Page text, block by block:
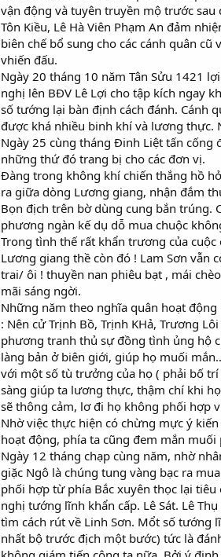
vận động và tuyên truyền mộ trước sau
Tôn Kiều, Lê Hà Viên Phạm An đảm
biên chế bổ sung cho các cánh quân
vhiến đấu.
Ngày 20 tháng 10 năm Tân Sửu 1421
nghị lên BĐV Lê Lợi cho tập kích ngay
số tướng lại bàn định cách đánh. Cánh
được khá nhiều binh khí và lương thực.
Ngày 25 cùng tháng Đinh Liệt tấn cống
những thứ đó trang bị cho các đơn vị.
Đàng trong không khí chiến thắng hồ
ra giữa dòng Lương giang, nhận đắm
Bọn địch trên bờ dùng cung bắn trúng.
phương ngàn kế dụ dỗ mua chuộc
Trong tình thế rất khẩn trương của
Lương giang thề còn đó ! Lam Sơn vẫn
trai/ ôi ! thuyền nan phiêu bạt , mái
mãi sáng ngời.
Những năm theo nghĩa quân hoạt
: Nên cử Trịnh Bồ, Trịnh KHả, Trương
phương tranh thủ sự đồng tình ủng hộ
làng bản ở biên giới, giúp họ muối
với một số tù trưởng của họ ( phải bố
sàng giúp ta lương thực, thậm chí khi
sẽ thông cảm, lơ đi họ không phối hợp
Nhờ việc thực hiện có chừng mực ý
hoạt động, phía ta cũng đem mắn
Ngày 12 tháng chạp cùng năm, nhờ
giặc Ngô là chúng tung vàng bạc ra
phối hợp từ phía Bắc xuyên thọc lại
nghị tướng lĩnh khẩn cấp. Lê Sát. Lê
tìm cách rút về Linh Sơn. Mổt số tướng
nhất bộ trước địch một bước) tức là